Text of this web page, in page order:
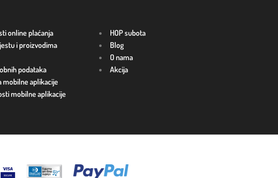
online plaćanja
i proizvodima
podataka
mobilne aplikacije
mobilne aplikacije
HOP subota
Blog
O nama
Akcija